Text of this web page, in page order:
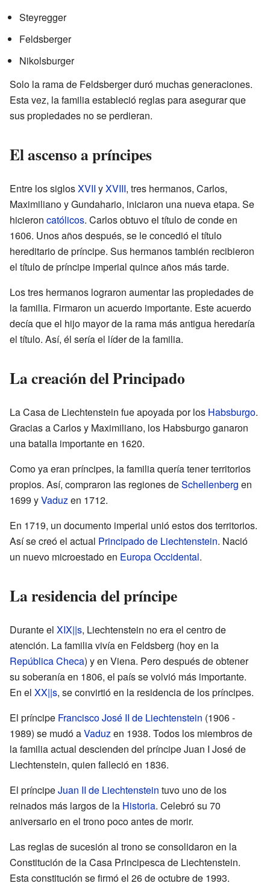
Steyregger
Feldsberger
Nikolsburger
Solo la rama de Feldsberger duró muchas generaciones.
Esta vez, la familia estableció reglas para asegurar que
sus propiedades no se perdieran.
El ascenso a príncipes
Entre los siglosXVII yXVIII, tres hermanos, Carlos,
Maximiliano y Gundahario, iniciaron una nueva etapa. Se
hicieron católicos. Carlos obtuvo el título de conde en
1606. Unos años después, se le concedió el título
hereditario de príncipe. Sus hermanos también recibieron
el título de príncipe imperial quince años más tarde.
Los tres hermanos lograron aumentar las propiedades de
la familia. Firmaron un acuerdo importante. Este acuerdo
decía que el hijo mayor de la rama más antigua heredaría
el título. Así, él sería el líder de la familia.
La creación del Principado
La Casa de Liechtenstein fue apoyada por los Habsburgo.
Gracias a Carlos y Maximiliano, los Habsburgo ganaron
una batalla importante en 1620.
Como ya eran príncipes, la familia quería tener territorios
propios. Así, compraron las regiones deSchellenberg en
1699 yVaduzen 1712.
En 1719, un documento imperial unió estos dos territorios.
Así se creó el actual Principado de Liechtenstein. Nació
un nuevo microestado en Europa Occidental.
La residencia del príncipe
Durante el XIX||s, Liechtenstein no era el centro de
atención. La familia vivía en Feldsberg (hoy en la
República Checa) y en Viena. Pero después de obtener
su soberanía en 1806, el país se volvió más importante.
En el XX||s, se convirtió en la residencia de los príncipes.
El príncipe Francisco José II de Liechtenstein (1906 -
1989) se mudó aVaduzen 1938. Todos los miembros de
la familia actual descienden del príncipe Juan I José de
Liechtenstein, quien falleció en 1836.
El príncipeJuan II de Liechtenstein tuvo uno de los
reinados más largos de la Historia. Celebró su 70
aniversario en el trono poco antes de morir.
Las reglas de sucesión al trono se consolidaron en la
Constitución de la Casa Principesca de Liechtenstein.
Esta constitución se firmó el 26 de octubre de 1993.